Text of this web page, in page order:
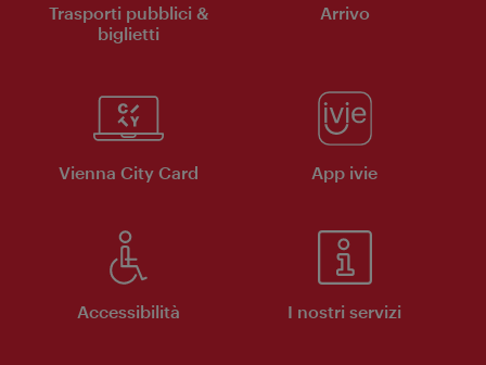
Trasporti pubblici &
biglietti
Arrivo
Vienna City Card App ivie
Accessibilità I nostri servizi